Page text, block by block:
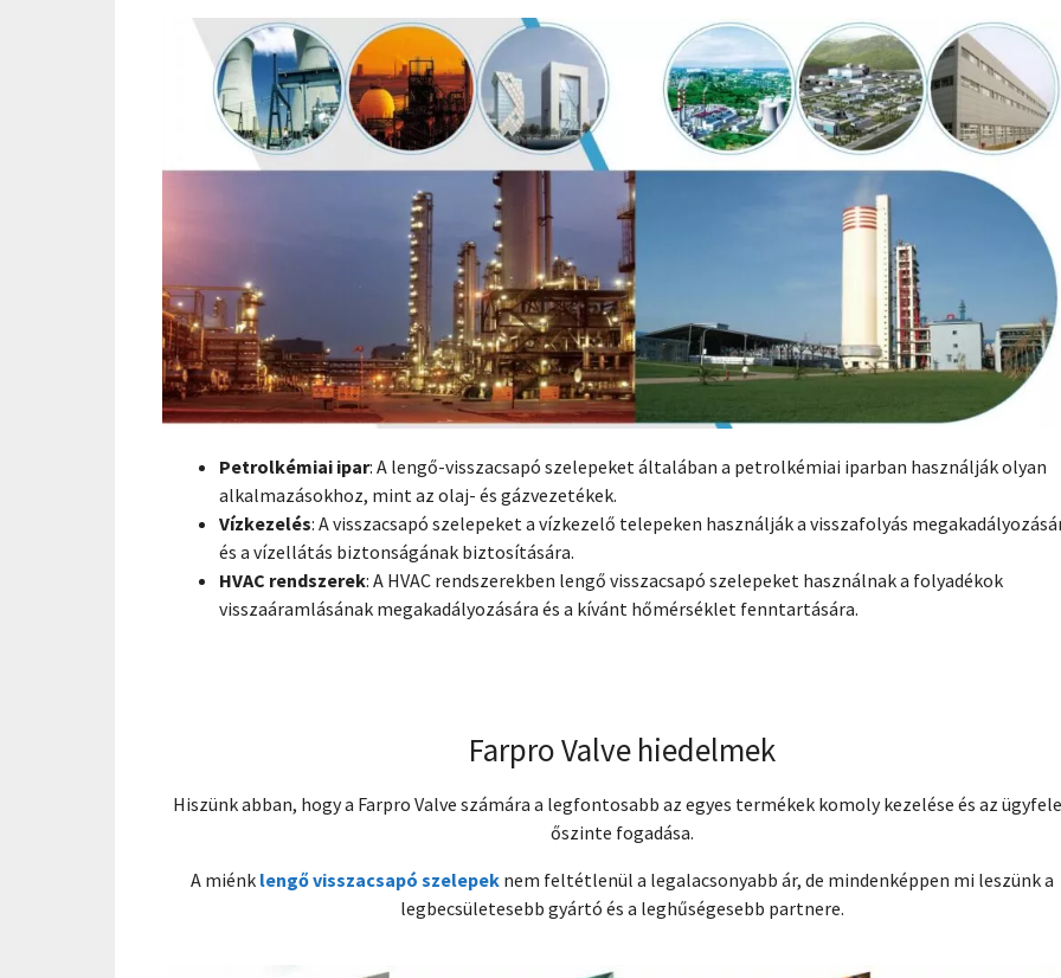
Petrolkémiai ipar: A lengő-visszacsapó szelepeket általában a petrolkémiai iparban használják olyan
alkalmazásokhoz, mint az olaj- és gázvezetékek.
Vízkezelés: A visszacsapó szelepeket a vízkezelő telepeken használják a visszafolyás
és a vízellátás biztonságának biztosítására.
HVAC rendszerek: A HVAC rendszerekben lengő visszacsapó szelepeket használnak a folyadékok
visszaáramlásának megakadályozására és a kívánt hőmérséklet fenntartására.
Farpro Valve hiedelmek
Hiszünk abban, hogy a Farpro Valve számára a legfontosabb az egyes termékek komoly kezelése és az
őszinte fogadása.
A miénk lengő visszacsapó szelepek nem feltétlenül a legalacsonyabb ár, de mindenképpen mi leszünk a
legbecsületesebb gyártó és a leghűségesebb partnere.